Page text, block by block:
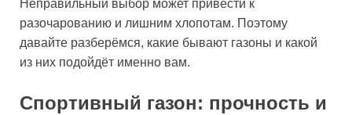
Неправильный выбор может привести к
разочарованию и лишним хлопотам. Поэтому
давайте разберёмся, какие бывают газоны и какой
из них подойдёт именно вам.
Спортивный газон: прочность и